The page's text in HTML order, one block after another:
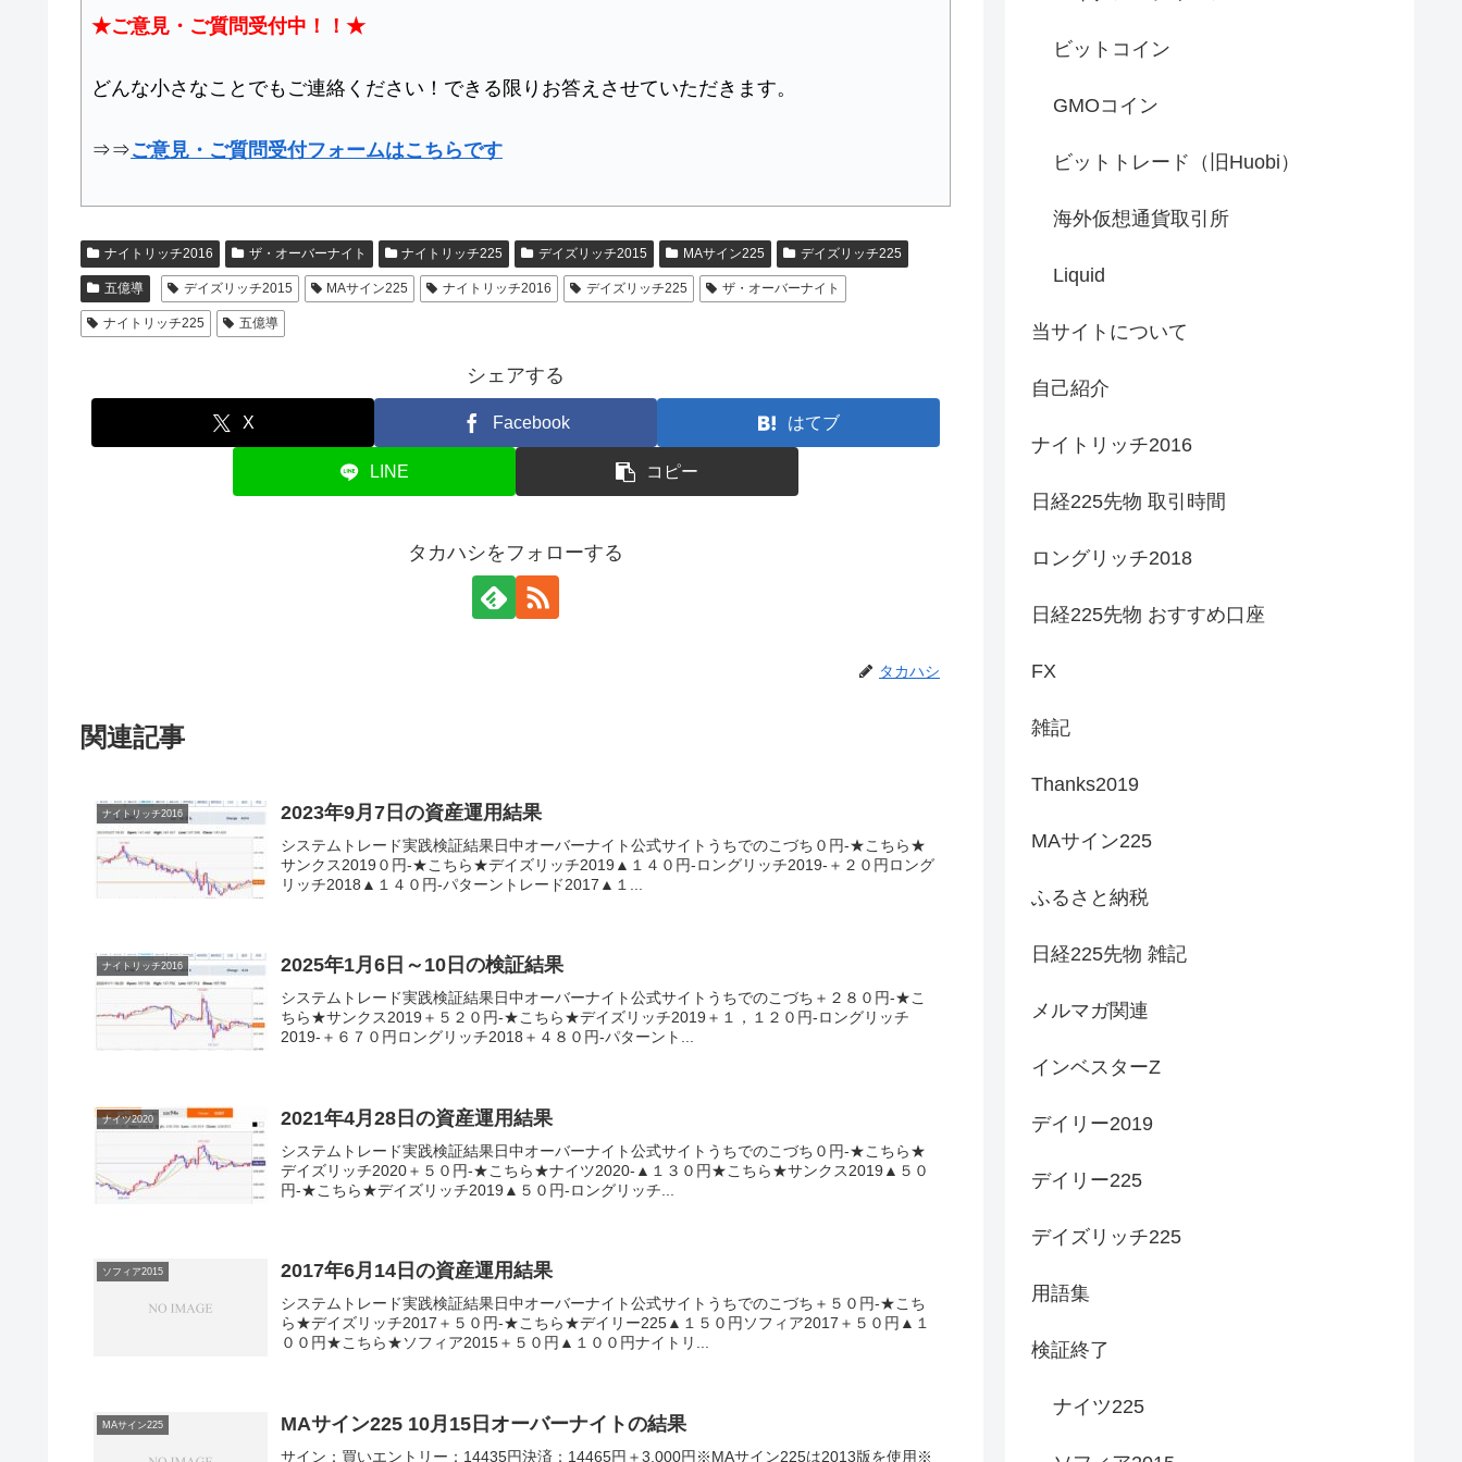
★ご意見・ご質問受付中！！★
どんな小さなことでもご連絡ください！できる限りお答えさせていただきます。
⇒⇒ご意見・ご質問受付フォームはこちらです
ナイトリッチ2016 ザ・オーバーナイト ナイトリッチ225 デイズリッチ2015 MAサイン225 デイズリッチ225
五億導 デイズリッチ2015 MAサイン225 ナイトリッチ2016 デイズリッチ225 ザ・オーバーナイト
ナイトリッチ225 五億導
シェアする
X Facebook はてブ
LINE コピー
タカハシをフォローする
タカハシ
関連記事
ナイトリッチ2016 2023年9月7日の資産運用結果
システムトレード実践検証結果日中オーバーナイト公式サイトうちでのこづち０円-★こちら★
サンクス2019０円-★こちら★デイズリッチ2019▲１４０円-ロングリッチ2019-＋２０円ロング
リッチ2018▲１４０円-パターントレード2017▲１...
ナイトリッチ2016 2025年1月6日～10日の検証結果
システムトレード実践検証結果日中オーバーナイト公式サイトうちでのこづち＋２８０円-★こ
ちら★サンクス2019＋５２０円-★こちら★デイズリッチ2019＋１，１２０円-ロングリッチ
2019-＋６７０円ロングリッチ2018＋４８０円-パターント...
ナイツ2020 2021年4月28日の資産運用結果
システムトレード実践検証結果日中オーバーナイト公式サイトうちでのこづち０円-★こちら★
デイズリッチ2020＋５０円-★こちら★ナイツ2020-▲１３０円★こちら★サンクス2019▲５０
円-★こちら★デイズリッチ2019▲５０円-ロングリッチ...
ソフィア2015 2017年6月14日の資産運用結果
システムトレード実践検証結果日中オーバーナイト公式サイトうちでのこづち＋５０円-★こち
ら★デイズリッチ2017＋５０円-★こちら★デイリー225▲１５０円ソフィア2017＋５０円▲１
００円★こちら★ソフィア2015＋５０円▲１００円ナイトリ...
MAサイン225 MAサイン225 10月15日オーバーナイトの結果
サイン：買いエントリー：14435円決済：14465円＋3,000円※MAサイン225は2013版を使用※
ビットコイン
GMOコイン
ビットトレード（旧Huobi）
海外仮想通貨取引所
Liquid
当サイトについて
自己紹介
ナイトリッチ2016
日経225先物 取引時間
ロングリッチ2018
日経225先物 おすすめ口座
FX
雑記
Thanks2019
MAサイン225
ふるさと納税
日経225先物 雑記
メルマガ関連
インベスターZ
デイリー2019
デイリー225
デイズリッチ225
用語集
検証終了
ナイツ225